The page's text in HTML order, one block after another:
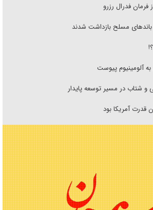
فرمان فدرال رزرو
آلومینیوم پیوست
و شتاب در مسیر توسعه پایدار
قدرت آمریکا بود